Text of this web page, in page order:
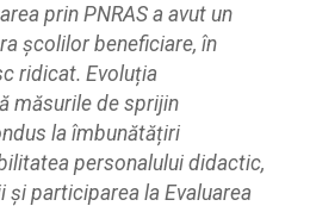
prin PNRAS a avut un
școlilor beneficiare, în
ridicat. Evoluția
măsurile de sprijin
la îmbunătățiri
personalului didactic,
participarea la Evaluarea